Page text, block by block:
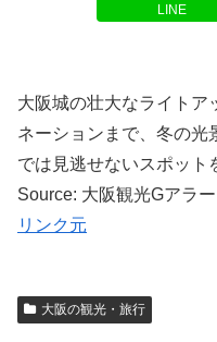
LINE
大阪城の壮大なライトア
ネーションまで、冬の光
では見逃せないスポット
Source: 大阪観光Gアラー
リンク元
大阪の観光・旅行